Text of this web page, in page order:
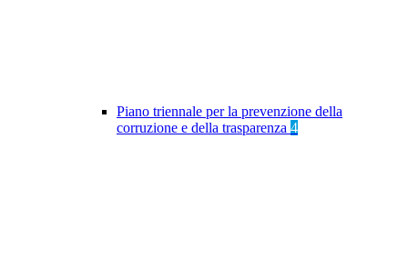
Piano triennale per la prevenzione della
corruzione e della trasparenza 4